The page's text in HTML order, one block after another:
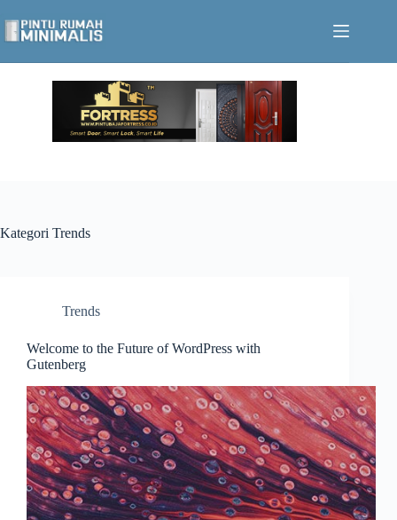
to
content
Kategori Trends
Trends
Welcome to the Future of WordPress with
Gutenberg